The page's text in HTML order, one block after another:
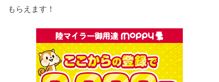
もらえます！